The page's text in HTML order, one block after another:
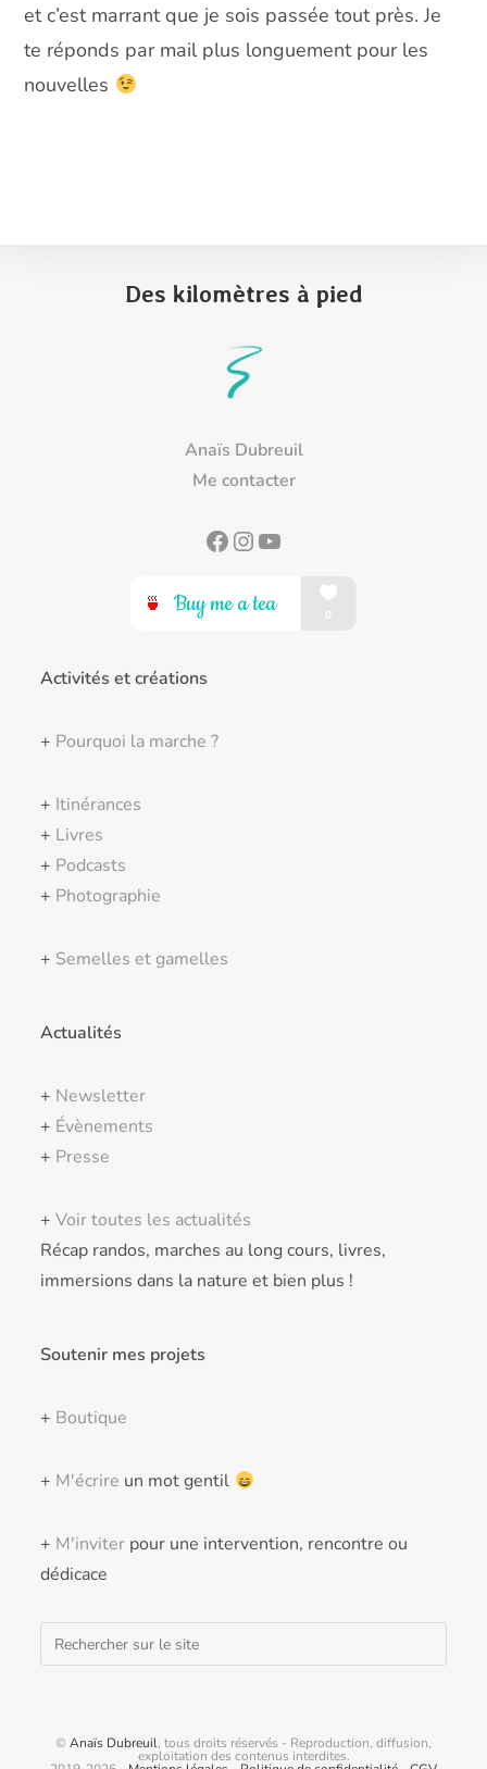
et c’est marrant que je sois passée tout près. Je
te réponds par mail plus longuement pour les
nouvelles
Des kilomètres à pied
Anaïs Dubreuil
Me contacter
Facebook
Instagram
YouTube
Activités et créations
+ Pourquoi la marche ?
+ Itinérances
+ Livres
+ Podcasts
+ Photographie
+ Semelles et gamelles
Actualités
+ Newsletter
+ Évènements
+ Presse
+Voir toutes les actualités
Récap randos, marches au long cours, livres,
immersions dans la nature et bien plus !
Soutenir mes projets
+ Boutique
+ M'écrire un mot gentil
+ M'inviter pour une intervention, rencontre ou
dédicace
Rechercher
© Anaïs Dubreuil, tous droits réservés - Reproduction, diffusion,
exploitation des contenus interdites.